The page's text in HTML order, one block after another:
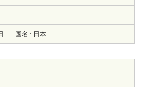
国名 : 日本